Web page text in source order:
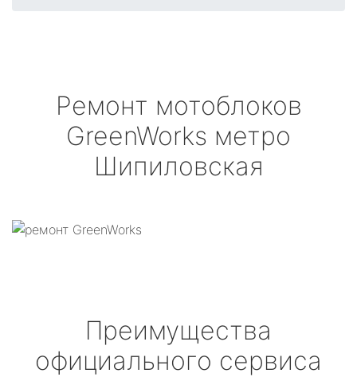
Ремонт мотоблоков
GreenWorks метро
Шипиловская
Преимущества
официального сервиса